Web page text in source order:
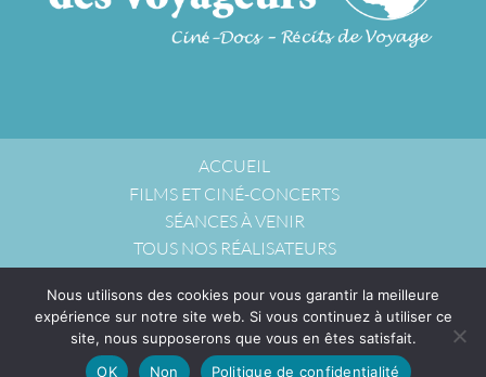
ACCUEIL
FILMS ET CINÉ-CONCERTS
SÉANCES À VENIR
TOUS NOS RÉALISATEURS
NOUS CONTACTER
POLITIQUE DE CONFIDENTIALITÉ
Nous utilisons des cookies pour vous garantir la meilleure
expérience sur notre site web. Si vous continuez à utiliser ce
site, nous supposerons que vous en êtes satisfait.
OK
Non Politique de confidentialité